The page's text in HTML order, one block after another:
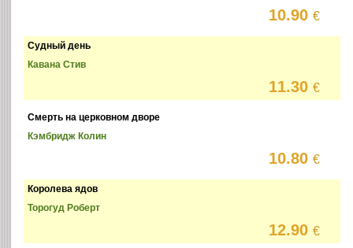
10.90€
Судный день
Кавана Стив
11.30€
Смерть на церковном дворе
Кэмбридж Колин
10.80€
Королева ядов
Торогуд Роберт
12.90€